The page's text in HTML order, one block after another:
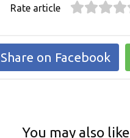
Rate article
Share on Facebook
You may also like